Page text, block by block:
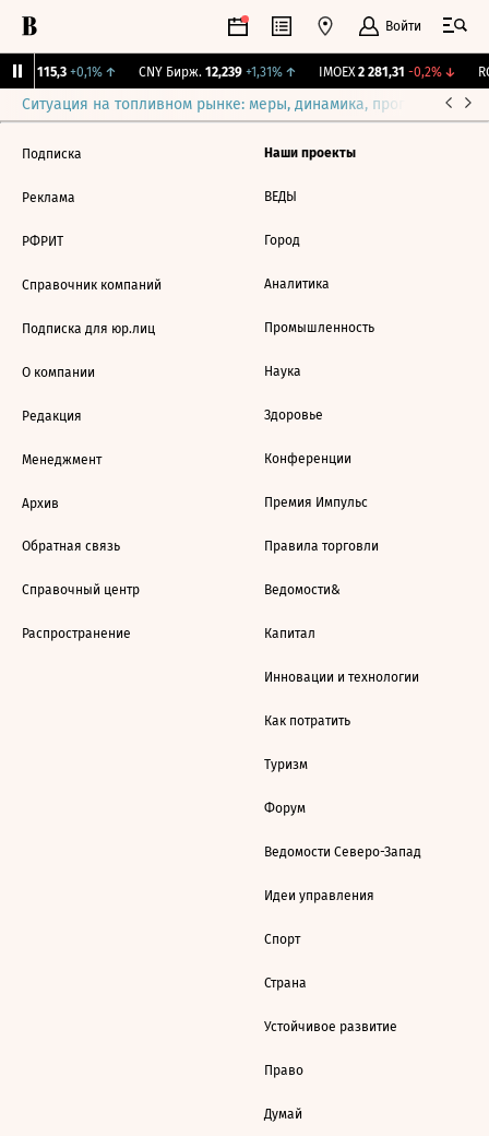
Войти
115,3 +0,1%↑ CNY Бирж. 12,239 +1,31%↑ IMOEX 2 281,31 -0,2%↓
Ситуация на топливном рынке: меры, динамика, прогнозы
Подписка
Реклама
РФРИТ
Справочник компаний
Подписка для юр.лиц
О компании
Редакция
Менеджмент
Архив
Обратная связь
Справочный центр
Распространение
Наши проекты
ВЕДЫ
Город
Аналитика
Промышленность
Наука
Здоровье
Конференции
Премия Импульс
Правила торговли
Ведомости&
Капитал
Инновации и технологии
Как потратить
Туризм
Форум
Ведомости Северо-Запад
Идеи управления
Спорт
Страна
Устойчивое развитие
Право
Думай